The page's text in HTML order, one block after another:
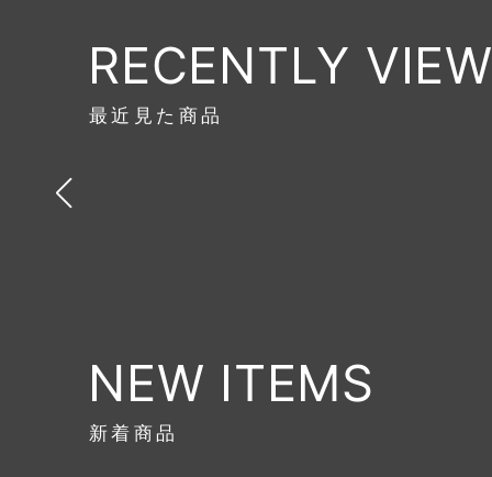
RECENTLY
最近見た商品
NEW ITEMS
新着商品